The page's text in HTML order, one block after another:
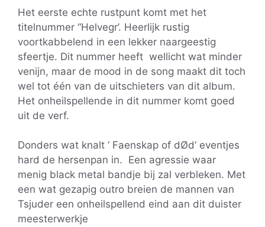
Het eerste echte rustpunt komt met het
titelnummer “Helvegr’. Heerlijk rustig
voortkabbelend in een lekker naargeestig
sfeertje. Dit nummer heeft wellicht wat minder
venijn, maar de mood in de song maakt dit toch
wel tot één van de uitschieters van dit album.
Het onheilspellende in dit nummer komt goed
uit de verf.
Donders wat knalt ‘ Faenskap of dØd’ eventjes
hard de hersenpan in. Een agressie waar
menig black metal bandje bij zal verbleken. Met
een wat gezapig outro breien de mannen van
Tsjuder een onheilspellend eind aan dit duister
meesterwerkje